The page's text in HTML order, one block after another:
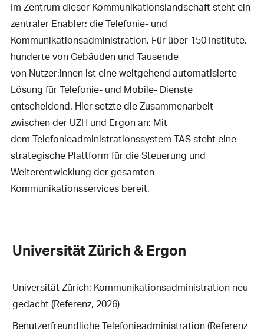
Im Zentrum dieser Kommunikationslandschaft steht ein
zentraler Enabler: die Telefonie- und
Kommunikationsadministration. Für über 150 Institute,
hunderte von Gebäuden und Tausende
von Nutzer:innen ist eine weitgehend automatisierte
Lösung für Telefonie- und Mobile- Dienste
entscheidend. Hier setzte die Zusammenarbeit
zwischen der UZH und Ergon an: Mit
dem Telefonieadministrationssystem TAS steht eine
strategische Plattform für die Steuerung und
Weiterentwicklung der gesamten
Kommunikationsservices bereit.
Universität Zürich & Ergon
Universität Zürich: Kommunikationsadministration neu
gedacht (Referenz, 2026)
Benutzerfreundliche Telefonieadministration (Referenz